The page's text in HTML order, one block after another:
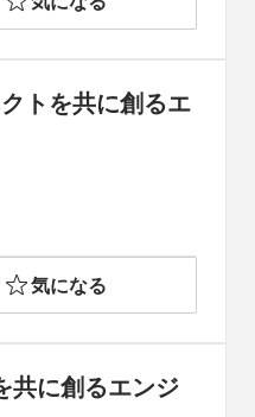
トを共に創るエ
気になる
共に創るエンジ